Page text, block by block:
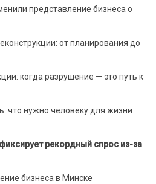
представление бизнеса о
от планирования до
когда разрушение — это путь к
что нужно человеку для жизни
рекордный спрос из-за
бизнеса в Минске